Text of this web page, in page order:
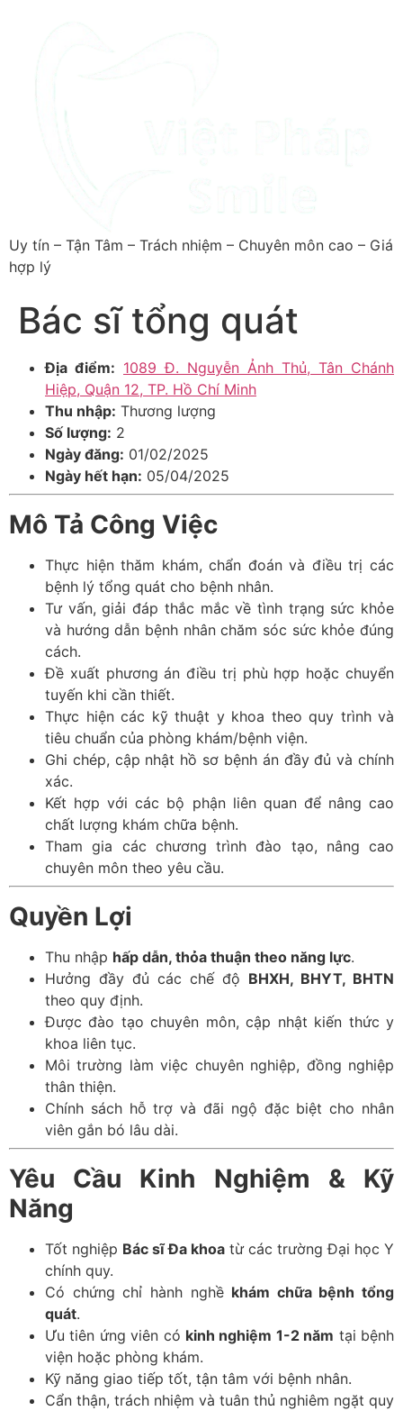
Uy tín – Tận Tâm – Trách nhiệm – Chuyên môn cao – Giá
hợp lý
Bác sĩ tổng quát
Địa điểm: 1089 Đ. Nguyễn Ảnh Thủ, Tân Chánh
Hiệp, Quận 12, TP. Hồ Chí Minh
Thu nhập: Thương lượng
Số lượng: 2
Ngày đăng: 01/02/2025
Ngày hết hạn: 05/04/2025
Mô Tả Công Việc
Thực hiện thăm khám, chẩn đoán và điều trị các
bệnh lý tổng quát cho bệnh nhân.
Tư vấn, giải đáp thắc mắc về tình trạng sức khỏe
và hướng dẫn bệnh nhân chăm sóc sức khỏe đúng
cách.
Đề xuất phương án điều trị phù hợp hoặc chuyển
tuyến khi cần thiết.
Thực hiện các kỹ thuật y khoa theo quy trình và
tiêu chuẩn của phòng khám/bệnh viện.
Ghi chép, cập nhật hồ sơ bệnh án đầy đủ và chính
xác.
Kết hợp với các bộ phận liên quan để nâng cao
chất lượng khám chữa bệnh.
Tham gia các chương trình đào tạo, nâng cao
chuyên môn theo yêu cầu.
Quyền Lợi
Thu nhập hấp dẫn, thỏa thuận theo năng lực.
Hưởng đầy đủ các chế độ BHXH, BHYT, BHTN
theo quy định.
Được đào tạo chuyên môn, cập nhật kiến thức y
khoa liên tục.
Môi trường làm việc chuyên nghiệp, đồng nghiệp
thân thiện.
Chính sách hỗ trợ và đãi ngộ đặc biệt cho nhân
viên gắn bó lâu dài.
Yêu Cầu Kinh Nghiệm & Kỹ
Năng
Tốt nghiệp Bác sĩ Đa khoa từ các trường Đại học Y
chính quy.
Có chứng chỉ hành nghề khám chữa bệnh tổng
quát.
Ưu tiên ứng viên có kinh nghiệm 1-2 năm tại bệnh
viện hoặc phòng khám.
Kỹ năng giao tiếp tốt, tận tâm với bệnh nhân.
Cẩn thận, trách nhiệm và tuân thủ nghiêm ngặt quy